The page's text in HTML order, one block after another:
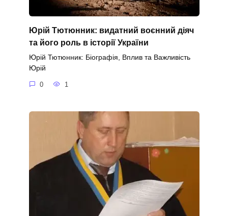
Юрій Тютюнник: видатний воєнний діяч
та його роль в історії України
Юрій Тютюнник: Біографія, Вплив та Важливість
Юрій
0 1